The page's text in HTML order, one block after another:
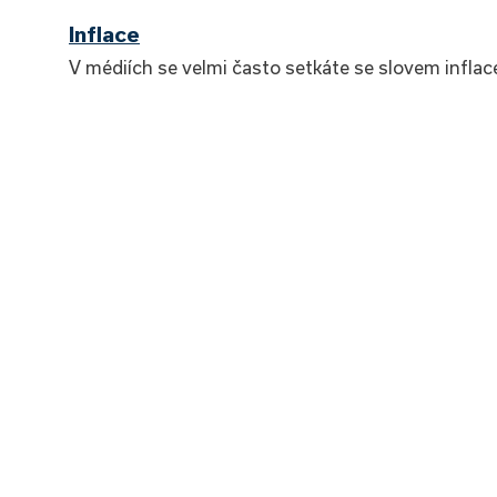
Inflace
V médiích se velmi často setkáte se slovem